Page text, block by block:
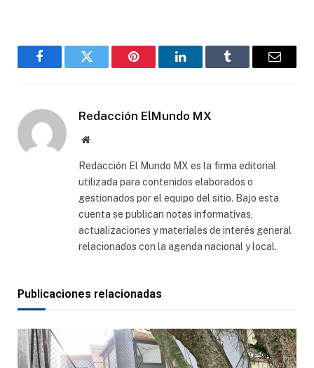
FacebookGorjeo Pinterest LinkedInTumblr
Correo
Redacción ElMundo MX
Sitio
Redacción El Mundo MX es la firma editorial
utilizada para contenidos elaborados o
gestionados por el equipo del sitio. Bajo esta
cuenta se publican notas informativas,
actualizaciones y materiales de interés general
relacionados con la agenda nacional y local.
Publicaciones relacionadas